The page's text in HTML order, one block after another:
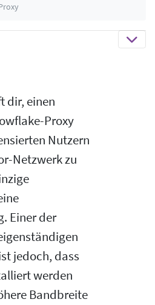
dir, einen
Proxy
Nutzern
Netzwerk zu
Einer der
jedoch, dass
werden
Bandbreite